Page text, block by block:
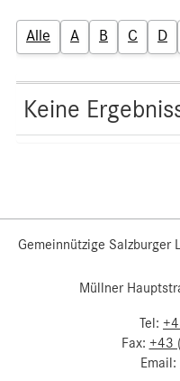
Alle A B C D
Keine
Gemeinnützige Salzburger
Müllner
Tel:
Fax: +43
Email: